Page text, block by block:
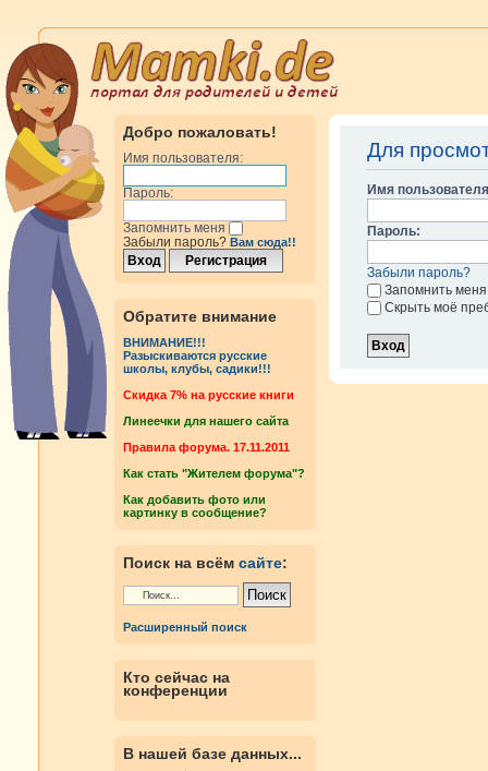
Добро пожаловать!
Имя пользователя:
Пароль:
Запомнить меня
Забыли пароль? Вам сюда!!
Обратите внимание
ВНИМАНИЕ!!!
Разыскиваются русские
школы, клубы, садики!!!
Cкидка 7% на русские книги
Линеечки для нашего сайта
Правила форума. 17.11.2011
Как стать "Жителем форума"?
Как добавить фото или
картинку в сообщение?
Поиск на всём сайте:
Расширенный поиск
Кто сейчас на
конференции
В нашей базе данных...
Для
Имя
Пароль:
Забыли пароль?
Запомнить меня
Скрыть моё